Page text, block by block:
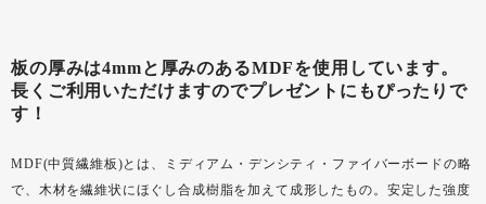
板の厚みは4mmと厚みのあるMDFを使用しています。
長くご利用いただけますのでプレゼントにもぴったりで
す！
MDF(中質繊維板)とは、ミディアム・デンシティ・ファイバーボードの略
で、木材を繊維状にほぐし合成樹脂を加えて成形したもの。安定した強度